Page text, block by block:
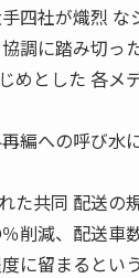
四社が熾烈 な
調に踏み切っ
とした 各メ
編への呼び
共同 配送の
削減、配送車
に留まるとい